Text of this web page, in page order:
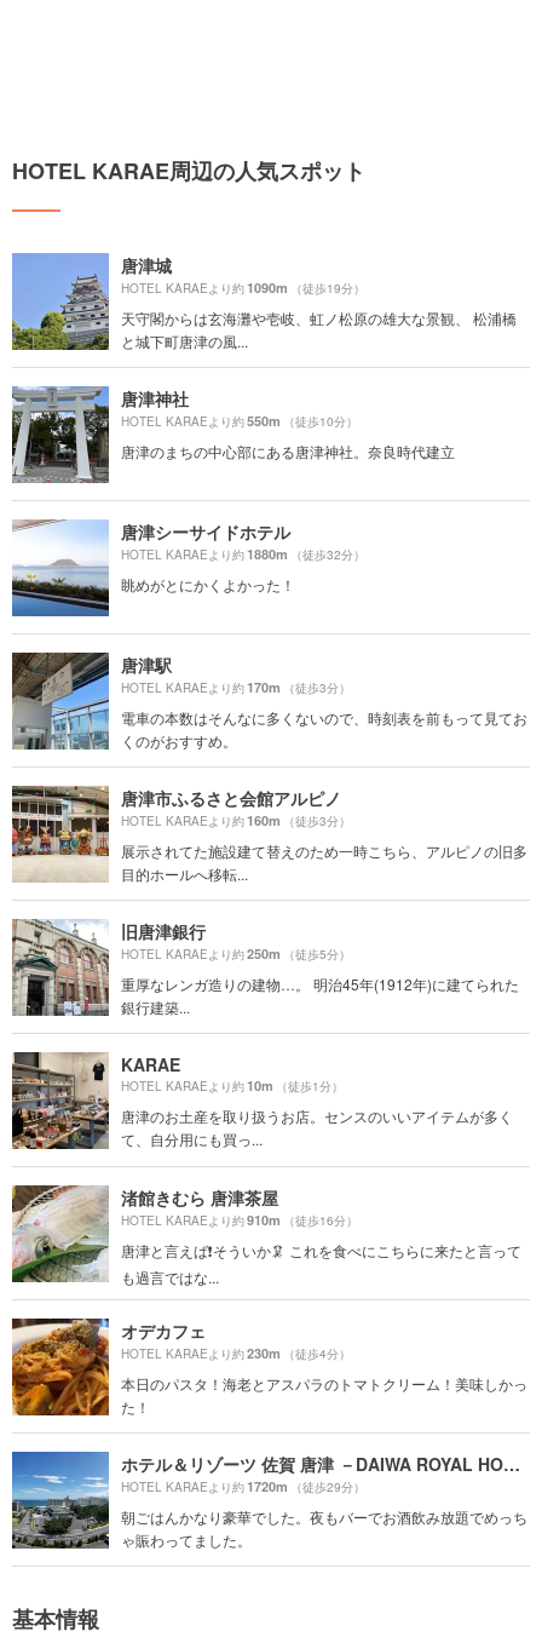
HOTEL KARAE周辺の人気スポット
唐津城
HOTEL KARAEより約1090m （徒歩19分）
天守閣からは玄海灘や壱岐、虹ノ松原の雄大な景観、 松浦橋
と城下町唐津の風...
唐津神社
HOTEL KARAEより約550m （徒歩10分）
唐津のまちの中心部にある唐津神社。奈良時代建立
唐津シーサイドホテル
HOTEL KARAEより約1880m （徒歩32分）
眺めがとにかくよかった！
唐津駅
HOTEL KARAEより約170m （徒歩3分）
電車の本数はそんなに多くないので、時刻表を前もって見てお
くのがおすすめ。
唐津市ふるさと会館アルピノ
HOTEL KARAEより約160m （徒歩3分）
展示されてた施設建て替えのため一時こちら、アルピノの旧多
目的ホールへ移転...
旧唐津銀行
HOTEL KARAEより約250m （徒歩5分）
重厚なレンガ造りの建物…。 明治45年(1912年)に建てられた
銀行建築...
KARAE
HOTEL KARAEより約10m （徒歩1分）
唐津のお土産を取り扱うお店。センスのいいアイテムが多く
て、自分用にも買っ...
渚館きむら 唐津茶屋
HOTEL KARAEより約910m （徒歩16分）
唐津と言えば❗️そういか🦑 これを食べにこちらに来たと言って
も過言ではな...
オデカフェ
HOTEL KARAEより約230m （徒歩4分）
本日のパスタ！海老とアスパラのトマトクリーム！美味しかっ
た！
ホテル＆リゾーツ 佐賀 唐津 －DAIWA ROYAL HOTEL－
HOTEL KARAEより約1720m （徒歩29分）
朝ごはんかなり豪華でした。夜もバーでお酒飲み放題でめっち
ゃ賑わってました。
基本情報